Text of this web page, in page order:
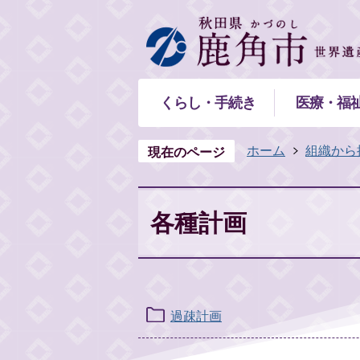
くらし・手続き 医療・福
現在のページ ホーム 組織から
各種計画
過疎計画